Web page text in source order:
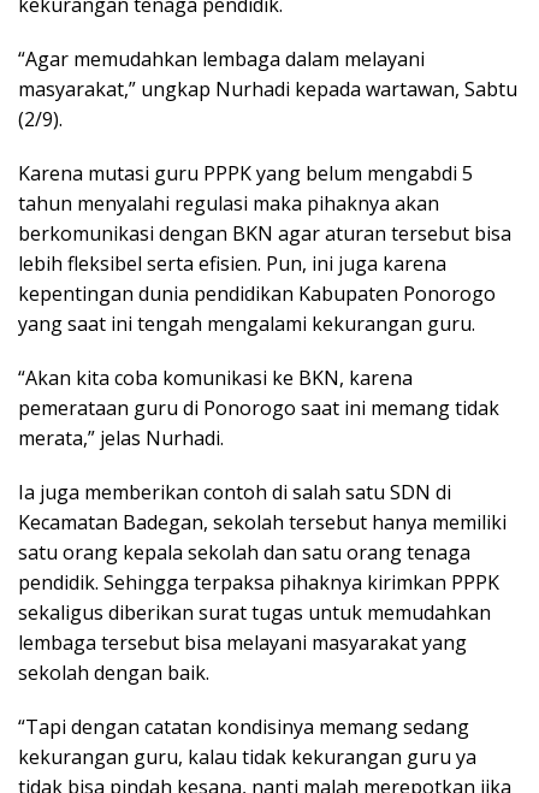
“Agar memudahkan lembaga dalam melayani
masyarakat,” ungkap Nurhadi kepada wartawan, Sabtu
(2/9).
Karena mutasi guru PPPK yang belum mengabdi 5
tahun menyalahi regulasi maka pihaknya akan
berkomunikasi dengan BKN agar aturan tersebut bisa
lebih fleksibel serta efisien. Pun, ini juga karena
kepentingan dunia pendidikan Kabupaten Ponorogo
yang saat ini tengah mengalami kekurangan guru.
“Akan kita coba komunikasi ke BKN, karena
pemerataan guru di Ponorogo saat ini memang tidak
merata,” jelas Nurhadi.
Ia juga memberikan contoh di salah satu SDN di
Kecamatan Badegan, sekolah tersebut hanya memiliki
satu orang kepala sekolah dan satu orang tenaga
pendidik. Sehingga terpaksa pihaknya kirimkan PPPK
sekaligus diberikan surat tugas untuk memudahkan
lembaga tersebut bisa melayani masyarakat yang
sekolah dengan baik.
“Tapi dengan catatan kondisinya memang sedang
kekurangan guru, kalau tidak kekurangan guru ya
tidak bisa pindah kesana, nanti malah merepotkan jika